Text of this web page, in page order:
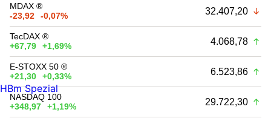
MDAX ®
-23,92
-0,07% 32.407,20
TecDAX ®
+67,79
+1,69% 4.068,78
E-STOXX 50 ®
+21,30
+0,33% 6.523,86
NASDAQ 100
+348,97
+1,19% 29.722,30
HBm Spezial